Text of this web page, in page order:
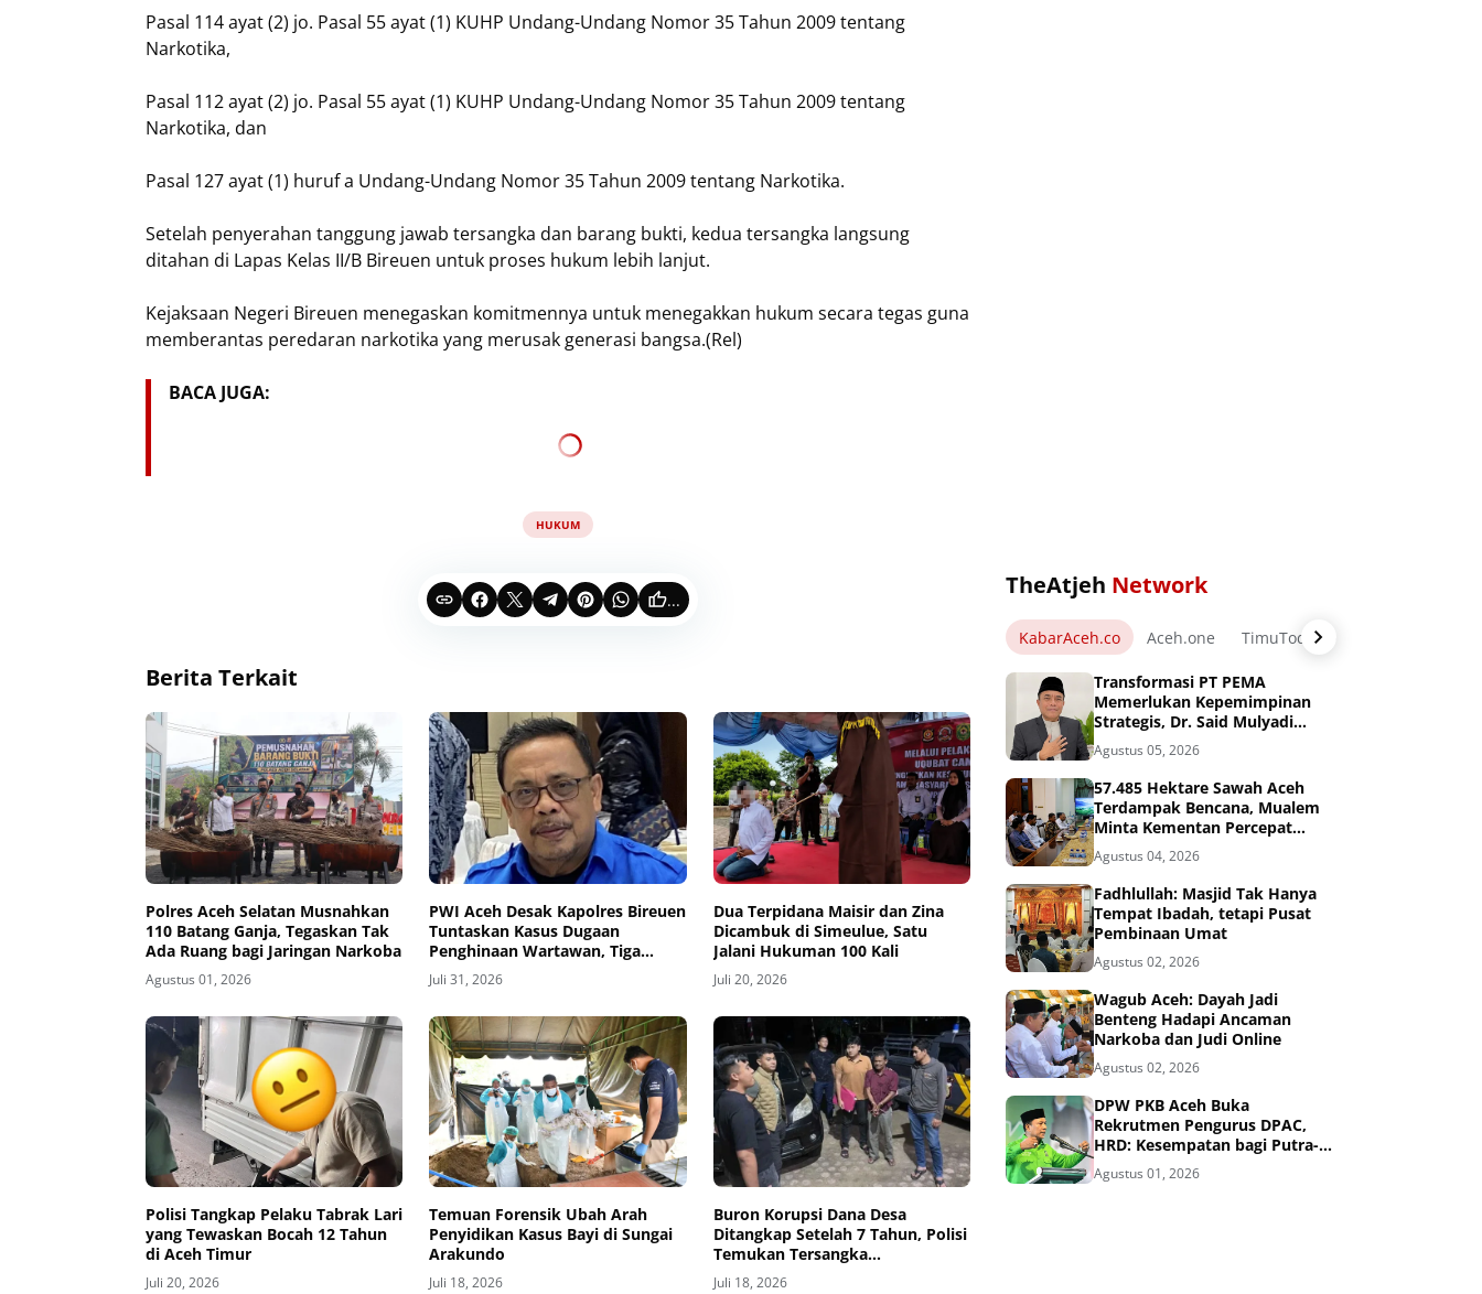
Pasal 114 ayat (2) jo. Pasal 55 ayat (1) KUHP Undang-Undang Nomor 35 Tahun 2009 tentang
Narkotika,
Pasal 112 ayat (2) jo. Pasal 55 ayat (1) KUHP Undang-Undang Nomor 35 Tahun 2009 tentang
Narkotika, dan
Pasal 127 ayat (1) huruf a Undang-Undang Nomor 35 Tahun 2009 tentang Narkotika.
Setelah penyerahan tanggung jawab tersangka dan barang bukti, kedua tersangka langsung
ditahan di Lapas Kelas II/B Bireuen untuk proses hukum lebih lanjut.
Kejaksaan Negeri Bireuen menegaskan komitmennya untuk menegakkan hukum secara tegas guna
memberantas peredaran narkotika yang merusak generasi bangsa.(Rel)
BACA JUGA:
HUKUM
...
Berita Terkait
Polres Aceh Selatan Musnahkan
110 Batang Ganja, Tegaskan Tak
Ada Ruang bagi Jaringan Narkoba
Agustus 01, 2026
PWI Aceh Desak Kapolres Bireuen
Tuntaskan Kasus Dugaan
Penghinaan Wartawan, Tiga
Bulan Lebih Tanpa Tersangka
Juli 31, 2026
Dua Terpidana Maisir dan Zina
Dicambuk di Simeulue, Satu
Jalani Hukuman 100 Kali
Juli 20, 2026
Polisi Tangkap Pelaku Tabrak Lari
yang Tewaskan Bocah 12 Tahun
di Aceh Timur
Juli 20, 2026
Temuan Forensik Ubah Arah
Penyidikan Kasus Bayi di Sungai
Arakundo
Juli 18, 2026
Buron Korupsi Dana Desa
Ditangkap Setelah 7 Tahun, Polisi
Temukan Tersangka
Bersembunyi sebagai Petani Kopi
Juli 18, 2026
TheAtjeh Network
KabarAceh.co Aceh.one TimuToday.com
Transformasi PT PEMA
Memerlukan Kepemimpinan
Strategis, Dr. Said Mulyadi
Dinilai Memenuhi Kriteria
Agustus 05, 2026
57.485 Hektare Sawah Aceh
Terdampak Bencana, Mualem
Minta Kementan Percepat
Pemulihan
Agustus 04, 2026
Fadhlullah: Masjid Tak Hanya
Tempat Ibadah, tetapi Pusat
Pembinaan Umat
Agustus 02, 2026
Wagub Aceh: Dayah Jadi
Benteng Hadapi Ancaman
Narkoba dan Judi Online
Agustus 02, 2026
DPW PKB Aceh Buka
Rekrutmen Pengurus DPAC,
HRD: Kesempatan bagi Putra-
Putri Terbaik Aceh
Agustus 01, 2026